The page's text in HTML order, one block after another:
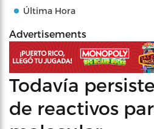
Última Hora
Advertisements
Todavía
de reactivos